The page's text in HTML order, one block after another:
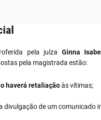
pela juíza Ginna
pela magistrada estão:
haverá retaliaçãoàs vítimas;
divulgação de um comunicado